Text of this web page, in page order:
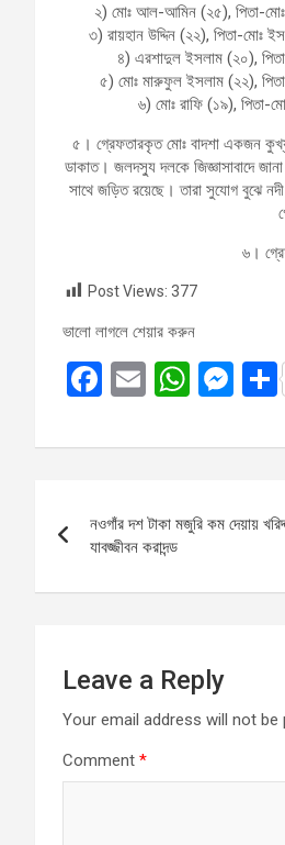
২) মোঃ আল-আমিন (২৫), পিতা-মোঃ
৩) রায়হান উদ্দিন (২২), পিতা-মোঃ
৪) এরশাদুল ইসলাম (২০), পিতা-
৫) মোঃ মারুফুল ইসলাম (২২), পিতা-
৬) মোঃ রাফি (১৯), পিতা-
৫। গ্রেফতারকৃত মোঃ বাদশা একজন
ডাকাত। জলদস্যু দলকে জিজ্ঞাসাবাদে
সাথে জড়িত রয়েছে। তারা সুযোগ বুঝে
৬।
Post Views: 377
ভালো লাগলে শেয়ার করুন
F
ce
o
o
k
E
ail
W
at
A
p
M
se
g
S
navigation
নওগাঁর দশ টাকা মজুরি কম দেয়ায়
যাবজ্জীবন করাদন্ড
Leave a Reply
Your email address will not be
Comment *